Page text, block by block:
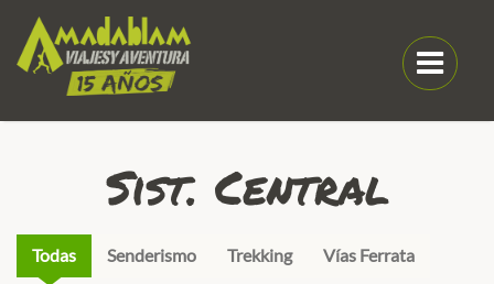
Sist. Central
Todas Senderismo Trekking Vías Ferrata